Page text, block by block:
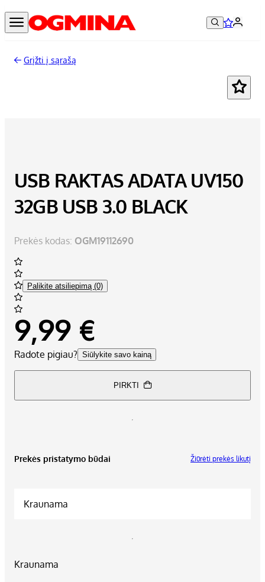
Grįžti į sąrašą
USB RAKTAS ADATA UV150
32GB USB 3.0 BLACK
Prekės kodas: OGM19112690
Palikite atsiliepimą (0)
9,99 €
Radote pigiau? Siūlykite savo kainą
PIRKTI
Prekės pristatymo būdai Žiūrėti prekės likutį
Kraunama
Kraunama